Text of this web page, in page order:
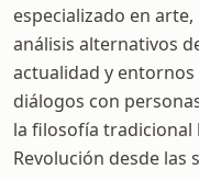
especializado en
análisis alternativos
actualidad y
diálogos con
la filosofía tradicional
Revolución desde las